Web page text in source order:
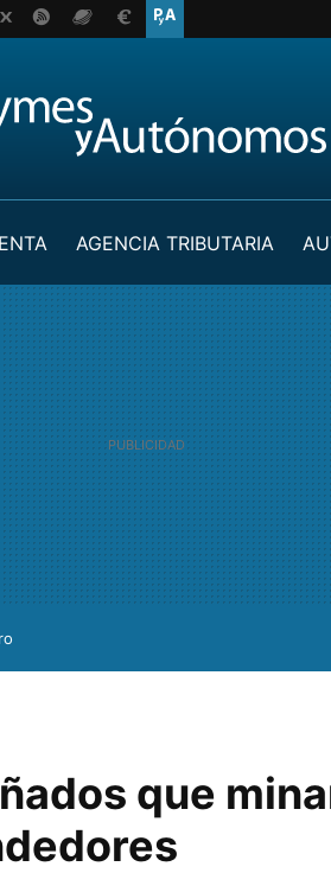
AGENCIA TRIBUTARIA
que